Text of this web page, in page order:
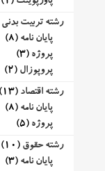
رشته تربیت بدنی
پایان نامه (8)
پروژه (3)
پروپوزال (2)
رشته اقتصاد (13)
پایان نامه (8)
پروژه (5)
رشته حقوق (10)
پایان نامه (3)